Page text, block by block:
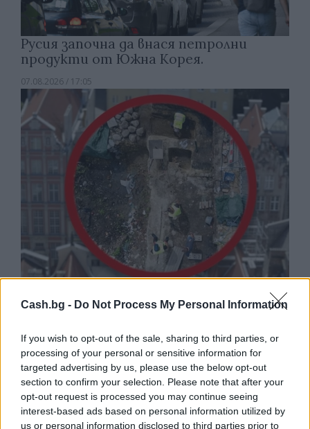
Cash.bg - Do Not Process My Personal Information
If you wish to opt-out of the sale, sharing to third parties, or
processing of your personal or sensitive information for
targeted advertising by us, please use the below opt-out
section to confirm your selection. Please note that after your
opt-out request is processed you may continue seeing
interest-based ads based on personal information utilized by
us or personal information disclosed to third parties prior to
Русия започна да внася петролни
продукти от Южна Корея.
07.08.2026 / 17:05
Древен храм на почти 900 години
откриха под кафене за сладолед в
07.08.2026 / 16:00